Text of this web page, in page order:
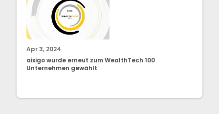
Apr 3, 2024
aixigo wurde erneut zum WealthTech 100
Unternehmen gewählt